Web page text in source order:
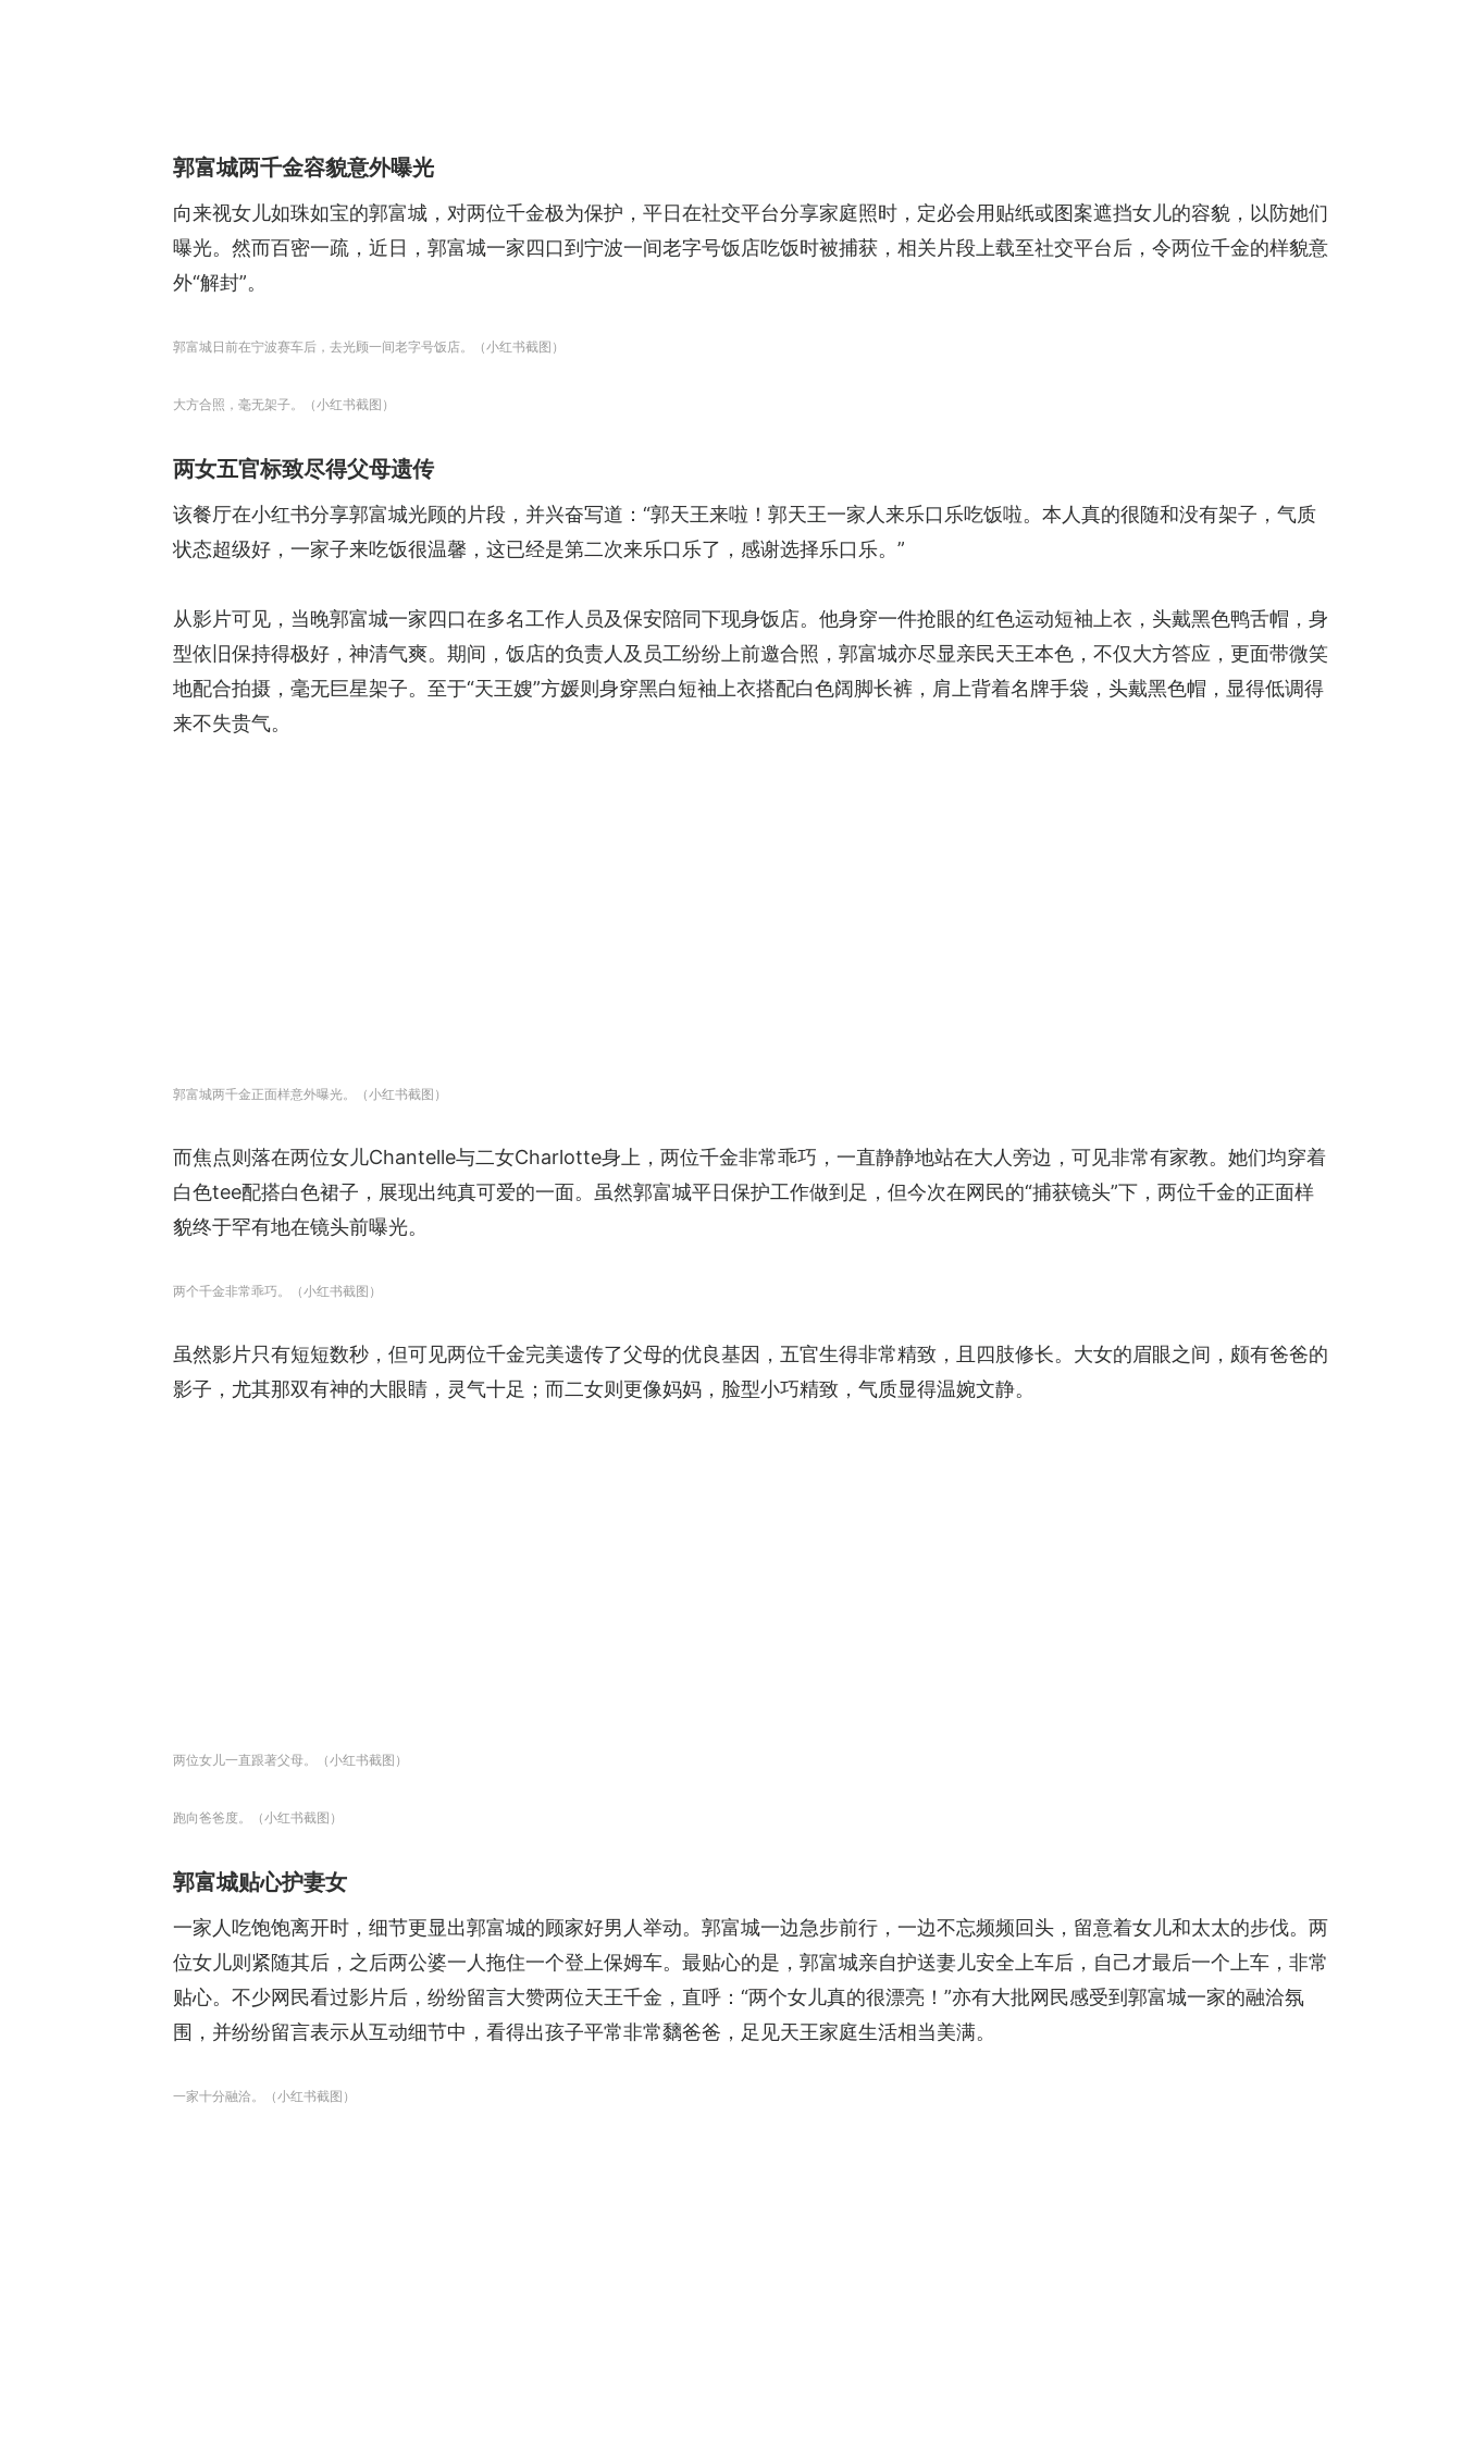
郭富城两千金容貌意外曝光
向来视女儿如珠如宝的郭富城，对两位千金极为保护，平日在社交平台分享家庭照时，定必会用贴纸或图案遮挡女儿的容貌，以防她们
曝光。然而百密一疏，近日，郭富城一家四口到宁波一间老字号饭店吃饭时被捕获，相关片段上载至社交平台后，令两位千金的样貌意
外“解封”。
郭富城日前在宁波赛车后，去光顾一间老字号饭店。（小红书截图）
大方合照，毫无架子。（小红书截图）
两女五官标致尽得父母遗传
该餐厅在小红书分享郭富城光顾的片段，并兴奋写道：“郭天王来啦！郭天王一家人来乐口乐吃饭啦。本人真的很随和没有架子，气质
状态超级好，一家子来吃饭很温馨，这已经是第二次来乐口乐了，感谢选择乐口乐。”
从影片可见，当晚郭富城一家四口在多名工作人员及保安陪同下现身饭店。他身穿一件抢眼的红色运动短袖上衣，头戴黑色鸭舌帽，身
型依旧保持得极好，神清气爽。期间，饭店的负责人及员工纷纷上前邀合照，郭富城亦尽显亲民天王本色，不仅大方答应，更面带微笑
地配合拍摄，毫无巨星架子。至于“天王嫂”方媛则身穿黑白短袖上衣搭配白色阔脚长裤，肩上背着名牌手袋，头戴黑色帽，显得低调得
来不失贵气。
郭富城两千金正面样意外曝光。（小红书截图）
而焦点则落在两位女儿Chantelle与二女Charlotte身上，两位千金非常乖巧，一直静静地站在大人旁边，可见非常有家教。她们均穿着
白色tee配搭白色裙子，展现出纯真可爱的一面。虽然郭富城平日保护工作做到足，但今次在网民的“捕获镜头”下，两位千金的正面样
貌终于罕有地在镜头前曝光。
两个千金非常乖巧。（小红书截图）
虽然影片只有短短数秒，但可见两位千金完美遗传了父母的优良基因，五官生得非常精致，且四肢修长。大女的眉眼之间，颇有爸爸的
影子，尤其那双有神的大眼睛，灵气十足；而二女则更像妈妈，脸型小巧精致，气质显得温婉文静。
两位女儿一直跟著父母。（小红书截图）
跑向爸爸度。（小红书截图）
郭富城贴心护妻女
一家人吃饱饱离开时，细节更显出郭富城的顾家好男人举动。郭富城一边急步前行，一边不忘频频回头，留意着女儿和太太的步伐。两
位女儿则紧随其后，之后两公婆一人拖住一个登上保姆车。最贴心的是，郭富城亲自护送妻儿安全上车后，自己才最后一个上车，非常
贴心。不少网民看过影片后，纷纷留言大赞两位天王千金，直呼：“两个女儿真的很漂亮！”亦有大批网民感受到郭富城一家的融洽氛
围，并纷纷留言表示从互动细节中，看得出孩子平常非常黐爸爸，足见天王家庭生活相当美满。
一家十分融洽。（小红书截图）